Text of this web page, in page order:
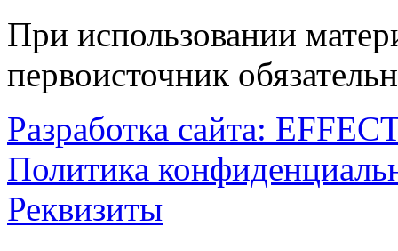
При использовании
первоисточник
Разработка сайта:
Политика
Реквизиты